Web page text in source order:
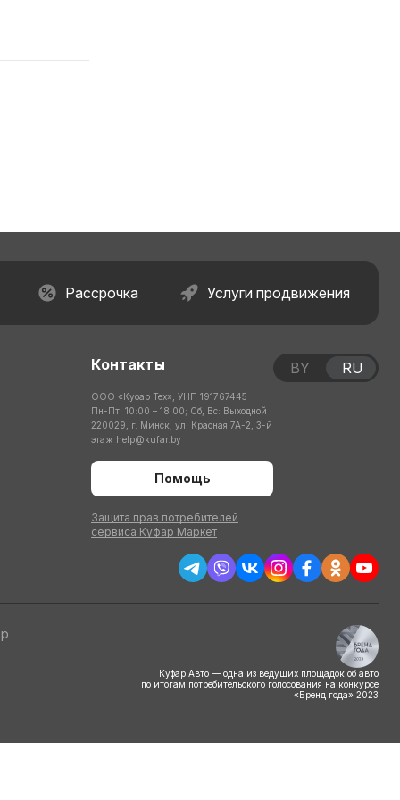
Рассрочка Услуги продвижения
Контакты
ООО «Куфар Тех», УНП 191767445
Пн-Пт: 10:00 – 18:00; Сб, Вс: Выходной
220029, г. Минск, ул. Красная 7А-2, 3-й
этаж help@kufar.by
Помощь
Защита прав потребителей
сервиса Куфар Маркет
BY RU
Куфар Авто — одна из ведущих площадок об авто
по итогам потребительского голосования на конкурсе
«Бренд года» 2023